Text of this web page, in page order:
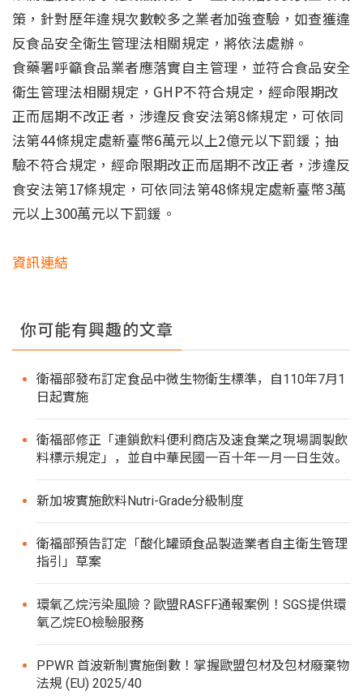
策，針對歷年違規次數較多之業者加強查驗，如查獲違
反食品安全衛生管理法相關規定，將依法處辦。
食藥署呼籲食品業者應落實自主管理，並符合食品安全
衛生管理法相關規定，GHP不符合規定，經命限期改
正而屆期不改正者，涉違反食安法第8條規定，可依同
法第44條規定處新臺幣6萬元以上2億元以下罰鍰；抽
驗不符合規定，經命限期改正而屆期不改正者，涉違反
食安法第17條規定，可依同法第48條規定處新臺幣3萬
元以上300萬元以下罰鍰。
資訊連結
你可能有興趣的文章
衛福部發布訂定食品中微生物衛生標準，自110年7月1
日起實施
衛福部修正「連鎖飲料便利商店及速食業之現場調製飲
料標示規定」，並自中華民國一百十年一月一日生效。
新加坡實施飲料Nutri-Grade分級制度
衛福部預告訂定「酸化罐頭食品製造業者自主衛生管理
指引」草案
環氧乙烷污染風險？歐盟RASFF通報案例！SGS提供環
氧乙烷EO檢驗服務
PPWR 首波新制實施倒數！掌握歐盟包材及包材廢棄物
法規 (EU) 2025/40